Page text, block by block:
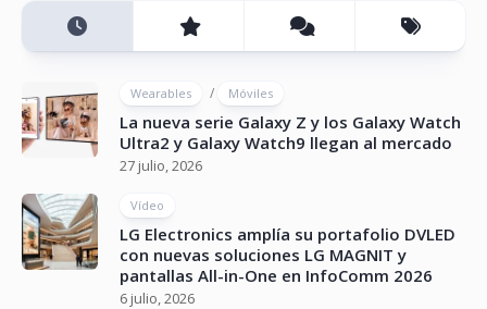
Wearables / Móviles
La nueva serie Galaxy Z y los Galaxy Watch
Ultra2 y Galaxy Watch9 llegan al mercado
27 julio, 2026
Vídeo
LG Electronics amplía su portafolio DVLED
con nuevas soluciones LG MAGNIT y
pantallas All-in-One en InfoComm 2026
6 julio, 2026